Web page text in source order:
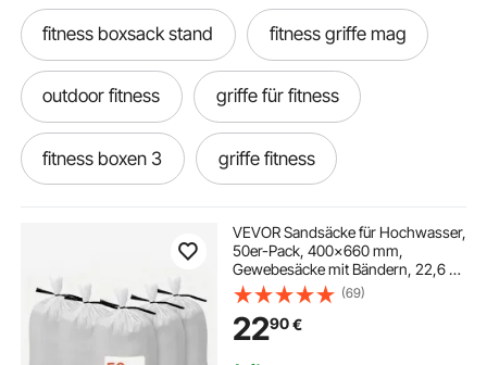
fitness boxsack stand fitness griffe mag
outdoor fitness griffe für fitness
fitness boxen 3 griffe fitness
VEVOR Sandsäcke für Hochwasser,
50er-Pack, 400x660 mm,
Gewebesäcke mit Bändern, 22,6 kg
Tragkraft, Polypropylen-
Hochwasssersandsäcke, reißfest &
UV-beständig, für
Hochwasserschutzbarrieren
(69)
2290€